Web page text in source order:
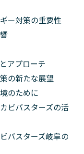
ー対策の重要性
アプローチ
の新たな展望
のために
ビバスターズの活
バスターズ岐阜の